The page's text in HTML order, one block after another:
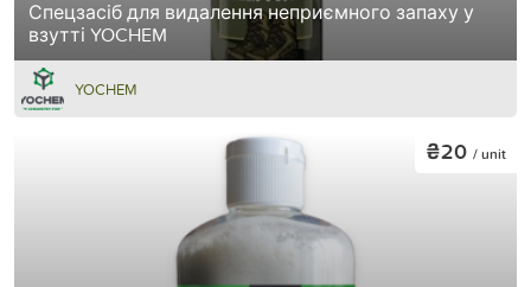
Спецзасіб для видалення неприємного запаху у
взутті YOCHEM
YOCHEM
₴20 / unit